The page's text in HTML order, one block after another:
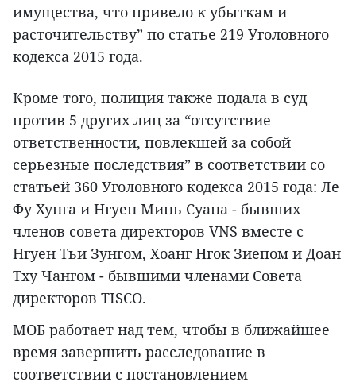
имущества, что привело к убыткам и
расточительству” по статье 219 Уголовного
кодекса 2015 года.
Кроме того, полиция также подала в суд
против 5 других лиц за “отсутствие
ответственности, повлекшей за собой
серьезные последствия” в соответствии со
статьей 360 Уголовного кодекса 2015 года: Ле
Фу Хунга и Нгуен Минь Суана - бывших
членов совета директоров VNS вместе с
Нгуен Тьи Зунгом, Хоанг Нгок Зиепом и Доан
Тху Чангом - бывшими членами Совета
директоров TISCO.
МОБ работает над тем, чтобы в ближайшее
время завершить расследование в
соответствии с постановлением